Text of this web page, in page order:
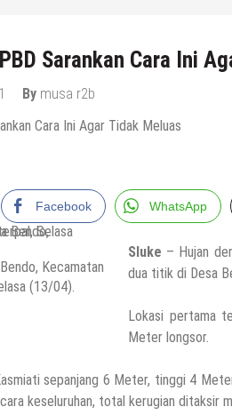
Sarankan Cara Ini
By musa r2b
Facebook WhatsApp
Kecamatan
(13/04).
Sluke – Hujan
dua titik di Desa
Lokasi pertama
Meter longsor.
sepanjang 6 Meter, tinggi 4
keseluruhan, total kerugian ditaksir